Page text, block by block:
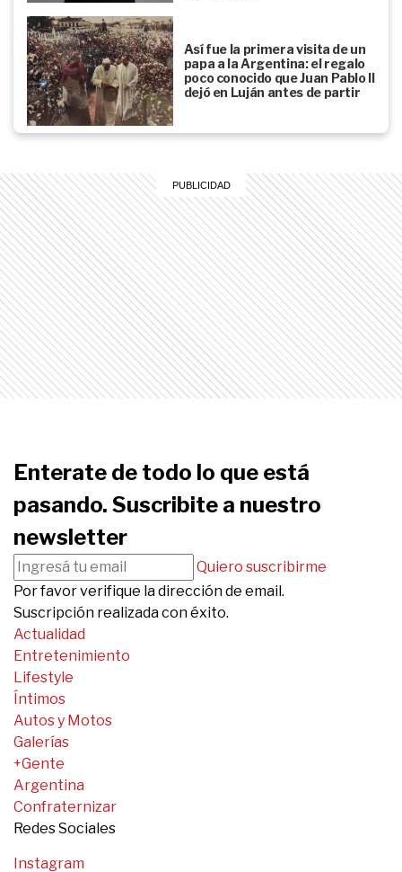
Así fue la primera visita de un
papa a la Argentina: el regalo
poco conocido que Juan Pablo II
dejó en Luján antes de partir
Enterate de todo lo que está
pasando. Suscribite a nuestro
newsletter
Quiero suscribirme
Por favor verifique la dirección de email.
Suscripción realizada con éxito.
Actualidad
Entretenimiento
Lifestyle
Íntimos
Autos y Motos
Galerías
+Gente
Argentina
Confraternizar
Redes Sociales
Instagram